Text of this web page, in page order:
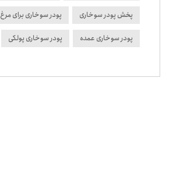
پخش پودر سوخاری پودر سوخاری برای مرغ
پودر سوخاری عمده پودر سوخاری پولکی